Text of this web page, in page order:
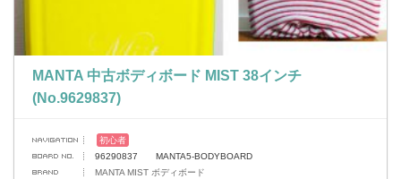
MANTA 中古ボディボード MIST 38インチ
(No.9629837)
初心者
96290837 MANTA5-BODYBOARD
MANTA MIST ボディボード